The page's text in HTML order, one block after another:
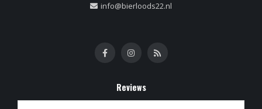
info@bierloods22.nl
Reviews